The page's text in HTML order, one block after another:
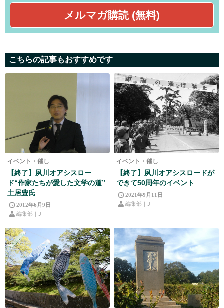
こちらの記事もおすすめです
イベント・催し
【終了】夙川オアシスロー
ド“作家たちが愛した文学の道”
土居豊氏
2012年6月9日
編集部｜J
イベント・催し
【終了】夙川オアシスロードが
できて50周年のイベント
2021年9月11日
編集部｜J